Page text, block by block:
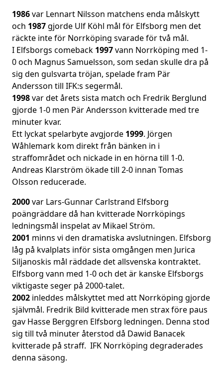
1986var Lennart Nilsson matchens enda målskytt
och 1987gjorde Ulf Köhl mål för Elfsborg men det
räckte inte för Norrköping svarade för två mål.
I Elfsborgs comeback 1997vann Norrköping med 1-
0 och Magnus Samuelsson, som sedan skulle dra på
sig den gulsvarta tröjan, spelade fram Pär
Andersson till IFK:s segermål.
1998var det årets sista match och Fredrik Berglund
gjorde 1-0 men Pär Andersson kvitterade med tre
minuter kvar.
Ett lyckat spelarbyte avgjorde 1999. Jörgen
Wåhlemark kom direkt från bänken in i
straffområdet och nickade in en hörna till 1-0.
Andreas Klarström ökade till 2-0 innan Tomas
Olsson reducerade.
2000var Lars-Gunnar Carlstrand Elfsborg
poängräddare då han kvitterade Norrköpings
ledningsmål inspelat av Mikael Ström.
2001 minns vi den dramatiska avslutningen. Elfsborg
låg på kvalplats inför sista omgången men Jurica
Siljanoskis mål räddade det allsvenska kontraktet.
Elfsborg vann med 1-0 och det är kanske Elfsborgs
viktigaste seger på 2000-talet.
2002 inleddes målskyttet med att Norrköping gjorde
självmål. Fredrik Bild kvitterade men strax före paus
gav Hasse Berggren Elfsborg ledningen. Denna stod
sig till två minuter återstod då Dawid Banacek
kvitterade på straff. IFK Norrköping degraderades
denna säsong.